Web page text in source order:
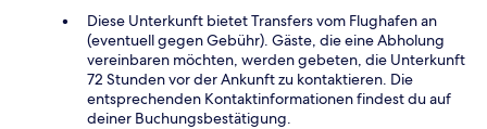
Diese Unterkunft bietet Transfers vom Flughafen an
(eventuell gegen Gebühr). Gäste, die eine Abholung
vereinbaren möchten, werden gebeten, die Unterkunft
72 Stunden vor der Ankunft zu kontaktieren. Die
entsprechenden Kontaktinformationen findest du auf
deiner Buchungsbestätigung.